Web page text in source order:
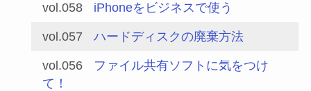
vol.058 iPhoneをビジネスで使う
vol.057 ハードディスクの廃棄方法
vol.056
ファイル共有ソフトに気をつけ
て！